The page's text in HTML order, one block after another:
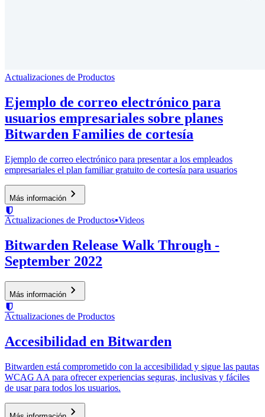
Actualizaciones de Productos
Ejemplo de correo electrónico para
usuarios empresariales sobre planes
Bitwarden Families de cortesía
Ejemplo de correo electrónico para presentar a los empleados
empresariales el plan familiar gratuito de cortesía para usuarios
Más información
Actualizaciones de Productos▪Videos
Bitwarden Release Walk Through -
September 2022
Más información
Actualizaciones de Productos
Accesibilidad en Bitwarden
Bitwarden está comprometido con la accesibilidad y sigue las pautas
WCAG AA para ofrecer experiencias seguras, inclusivas y fáciles
de usar para todos los usuarios.